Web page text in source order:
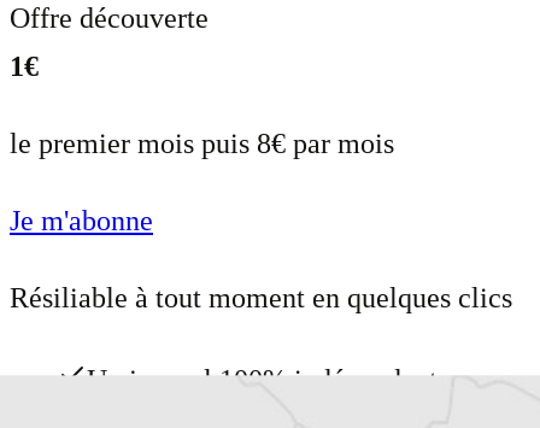
Offre découverte
1€
le premier mois puis 8€ par mois
Je m'abonne
Résiliable à tout moment en quelques clics
Un journal 100% indépendant